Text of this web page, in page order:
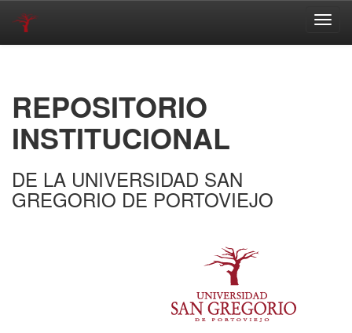
REPOSITORIO
INSTITUCIONAL
DE LA UNIVERSIDAD SAN
GREGORIO DE PORTOVIEJO